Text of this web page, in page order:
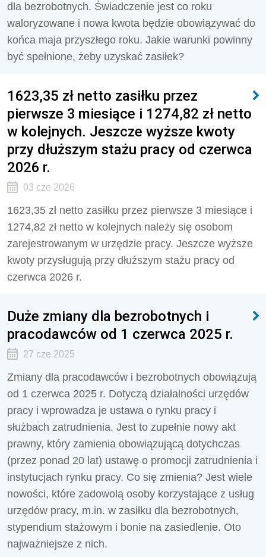
dla bezrobotnych. Świadczenie jest co roku
waloryzowane i nowa kwota będzie obowiązywać do
końca maja przyszłego roku. Jakie warunki powinny
być spełnione, żeby uzyskać zasiłek?
1623,35 zł netto zasiłku przez
pierwsze 3 miesiące i 1274,82 zł netto
w kolejnych. Jeszcze wyższe kwoty
przy dłuższym stażu pracy od czerwca
2026 r.
03 cze 2026
1623,35 zł netto zasiłku przez pierwsze 3 miesiące i
1274,82 zł netto w kolejnych należy się osobom
zarejestrowanym w urzędzie pracy. Jeszcze wyższe
kwoty przysługują przy dłuższym stażu pracy od
czerwca 2026 r.
Duże zmiany dla bezrobotnych i
pracodawców od 1 czerwca 2025 r.
27 cze 2025
Zmiany dla pracodawców i bezrobotnych obowiązują
od 1 czerwca 2025 r. Dotyczą działalności urzędów
pracy i wprowadza je ustawa o rynku pracy i
służbach zatrudnienia. Jest to zupełnie nowy akt
prawny, który zamienia obowiązującą dotychczas
(przez ponad 20 lat) ustawę o promocji zatrudnienia i
instytucjach rynku pracy. Co się zmienia? Jest wiele
nowości, które zadowolą osoby korzystające z usług
urzędów pracy, m.in. w zasiłku dla bezrobotnych,
stypendium stażowym i bonie na zasiedlenie. Oto
najważniejsze z nich.